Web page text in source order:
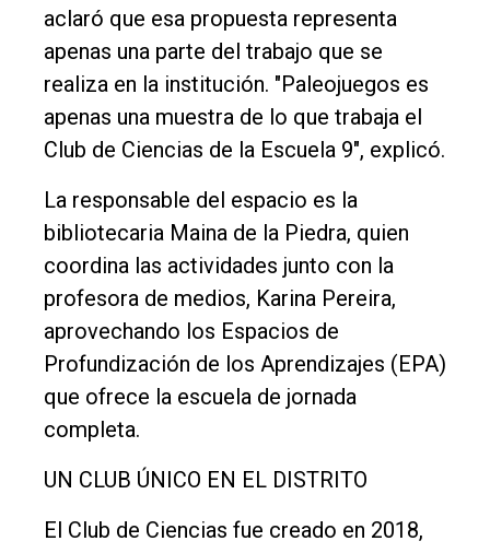
Rural
Deportes
Fúnebres
Edición
Nosotros
Contacto
aclaró que esa propuesta representa
apenas una parte del trabajo que se
realiza en la institución. "Paleojuegos es
apenas una muestra de lo que trabaja el
Club de Ciencias de la Escuela 9", explicó.
La responsable del espacio es la
bibliotecaria Maina de la Piedra, quien
coordina las actividades junto con la
profesora de medios, Karina Pereira,
aprovechando los Espacios de
Profundización de los Aprendizajes (EPA)
que ofrece la escuela de jornada
completa.
UN CLUB ÚNICO EN EL DISTRITO
El Club de Ciencias fue creado en 2018,